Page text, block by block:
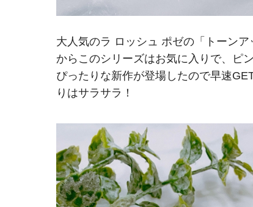
大人気のラ ロッシュ ポゼの「トーン
からこのシリーズはお気に入りで、ピ
ぴったりな新作が登場したので早速
りはサラサラ！